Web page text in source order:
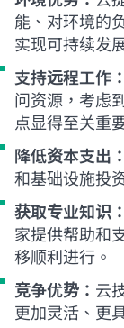
能、对环境的
实现可持续发
支持远程工作：
问资源，考虑
点显得至关重
降低资本支出：
和基础设施投
获取专业知识：
家提供帮助和
移顺利进行。
竞争优势： 云
更加灵活、更